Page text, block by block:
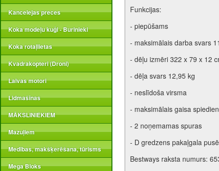
Kancelejas preces
Koka modeļu kuģi - Burinieki
Koka rotaļlietas
Kvadrakopteri (Droni)
Laivas motori
Lidmašīnas
MĀKSLINIEKIEM
Mazuļiem
Medības, makšķerēšana, tūrisms
Mega Bloks
Funkcijas:
- piepūšams
- maksimālais darba svars
- dēļu izmēri 322 x 79 x 12
- dēļa svars 12,95 kg
- neslīdoša virsma
- maksimālais gaisa
- 2 noņemamas spuras
- D gredzens pakaļgala pusē
Bestways raksta numurs: